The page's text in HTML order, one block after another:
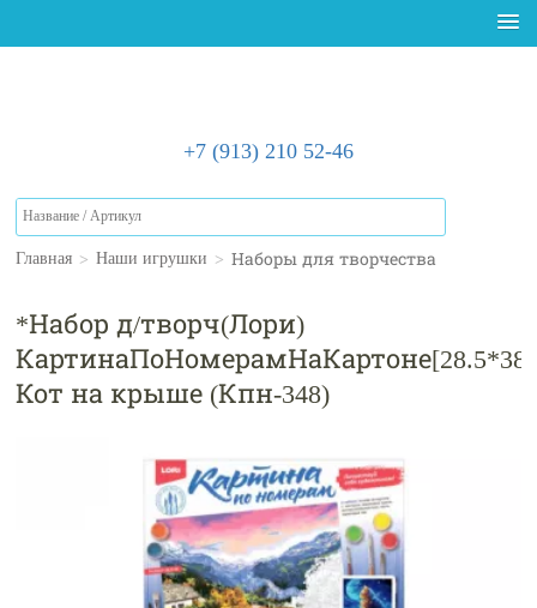
+7 (913) 210 52-46
Главная > Наши игрушки > Наборы для творчества
*Набор д/творч(Лори)
КартинаПоНомерамНаКартоне[28.5*38]
Кот на крыше (Кпн-348)